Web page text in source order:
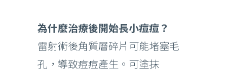
為什麼治療後開始長小痘痘？
雷射術後角質層碎片可能堵塞毛
孔，導致痘痘產生。可塗抹